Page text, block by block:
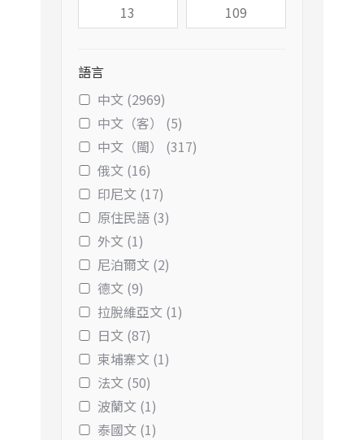
語言
中文 (2969)
中文（客） (5)
中文（閩） (317)
俄文 (16)
印尼文 (17)
原住民語 (3)
外文 (1)
尼泊爾文 (2)
德文 (9)
拉脫維亞文 (1)
日文 (87)
柬埔寨文 (1)
法文 (50)
波蘭文 (1)
泰國文 (1)